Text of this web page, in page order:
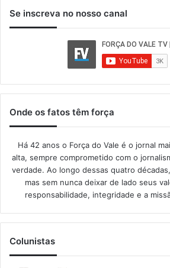
Se inscreva no nosso canal
Onde os fatos têm força
Há 42 anos o Força do Vale é o jornal
alta, sempre comprometido com o
verdade. Ao longo dessas quatro
mas sem nunca deixar de lado seus
responsabilidade, integridade e a
Colunistas